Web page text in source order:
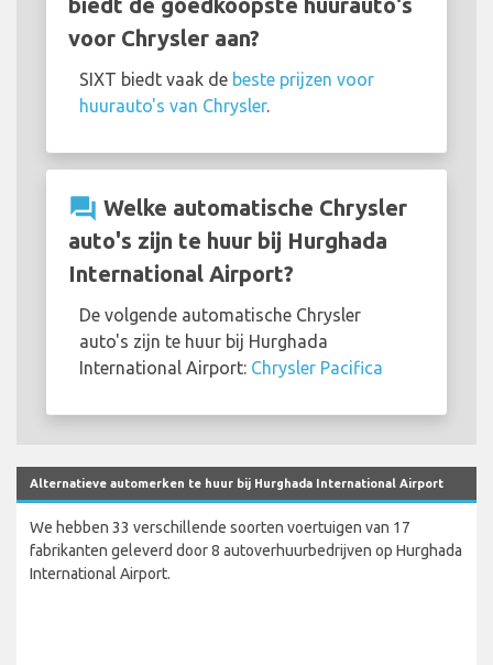
voor Chrysler aan?
SIXT biedt vaak de beste prijzen voor
huurauto's van Chrysler.
question_answer Welke automatische Chrysler
auto's zijn te huur bij Hurghada
International Airport?
De volgende automatische Chrysler
auto's zijn te huur bij Hurghada
International Airport: Chrysler Pacifica
Alternatieve automerken te huur bij Hurghada International Airport
We hebben 33 verschillende soorten voertuigen van 17
fabrikanten geleverd door 8 autoverhuurbedrijven op Hurghada
International Airport.